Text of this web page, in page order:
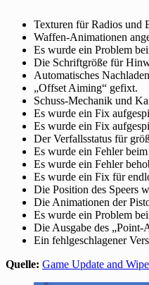
Texturen für Radios und
Waffen-Animationen
Es wurde ein Problem
Die Schriftgröße für
Automatisches
„Offset Aiming“ gefixt.
Schuss-Mechanik und
Es wurde ein Fix
Es wurde ein Fix
Der Verfallsstatus für
Es wurde ein Fehler
Es wurde ein Fehler
Es wurde ein Fix für
Die Position des Speers
Die Animationen der
Es wurde ein Problem
Die Ausgabe des „Point-
Ein fehlgeschlagener
Quelle: Game Update and